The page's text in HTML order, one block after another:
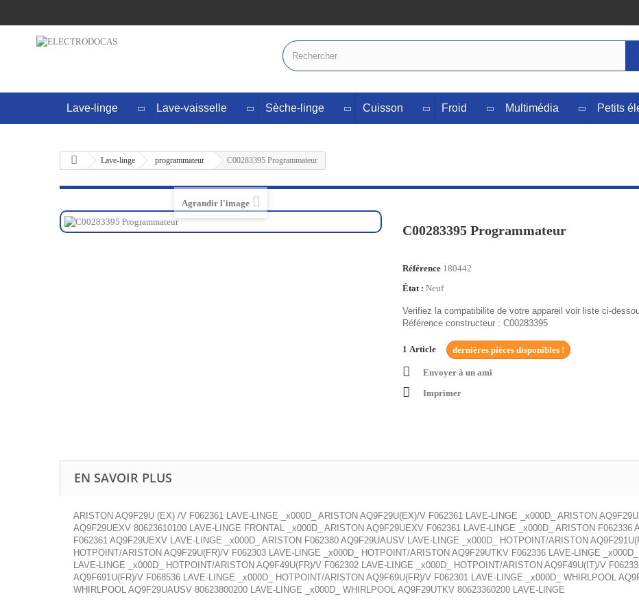
Lave-linge Lave-vaisselle Sèche-linge Cuisson Froid Multimédia Petits
Lave-linge programmateur C00283395 Programmateur
Agrandir l'image
C00283395 Programmateur
Référence 180442
État : Neuf
Verifiez la compatibilite de votre appareil voir liste ci-
Référence constructeur : C00283395
1 Article dernières pièces disponibles !
Envoyer à un ami
Imprimer
EN SAVOIR PLUS
ARISTON AQ9F29U (EX) /V F062361 LAVE-LINGE _x000D_ ARISTON AQ9F29U(EX)/V F062361 LAVE-LINGE _x000D_ ARISTON
AQ9F29UEXV 80623610100 LAVE-LINGE FRONTAL _x000D_ ARISTON AQ9F29UEXV F062361 LAVE-LINGE _x000D_ ARISTON F062336
F062361 AQ9F29UEXV LAVE-LINGE _x000D_ ARISTON F062380 AQ9F29UAUSV LAVE-LINGE _x000D_ HOTPOINT/ARISTON
HOTPOINT/ARISTON AQ9F29U(FR)/V F062303 LAVE-LINGE _x000D_ HOTPOINT/ARISTON AQ9F29UTKV F062336 LAVE-LINGE
LAVE-LINGE _x000D_ HOTPOINT/ARISTON AQ9F49U(FR)/V F062302 LAVE-LINGE _x000D_ HOTPOINT/ARISTON AQ9F49U(IT)/V
AQ9F691U(FR)/V F068536 LAVE-LINGE _x000D_ HOTPOINT/ARISTON AQ9F69U(FR)/V F062301 LAVE-LINGE _x000D_ WHIRLPOOL
WHIRLPOOL AQ9F29UAUSV 80623800200 LAVE-LINGE _x000D_ WHIRLPOOL AQ9F29UTKV 80623360200 LAVE-LINGE